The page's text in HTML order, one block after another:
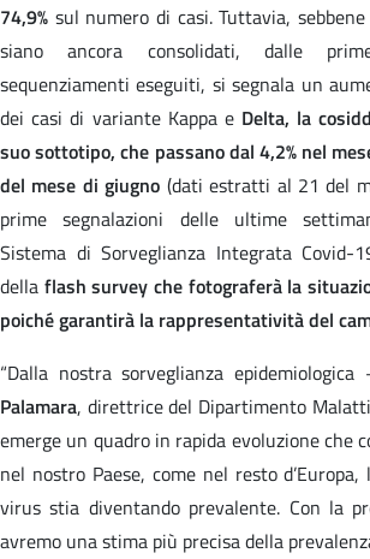
74,9% sul numero di casi. Tuttavia,
siano ancora consolidati, dalle
sequenziamenti eseguiti, si segnala un
dei casi di variante Kappa e Delta, la
suo sottotipo, che passano dal 4,2% nel
del mese di giugno (dati estratti al 21 del
prime segnalazioni delle ultime
Sistema di Sorveglianza Integrata Covid-
della flash survey che fotograferà la
poiché garantirà la rappresentatività del
“Dalla nostra sorveglianza
Palamara, direttrice del Dipartimento
emerge un quadro in rapida evoluzione che
nel nostro Paese, come nel resto
virus stia diventando prevalente. Con la
avremo una stima più precisa della